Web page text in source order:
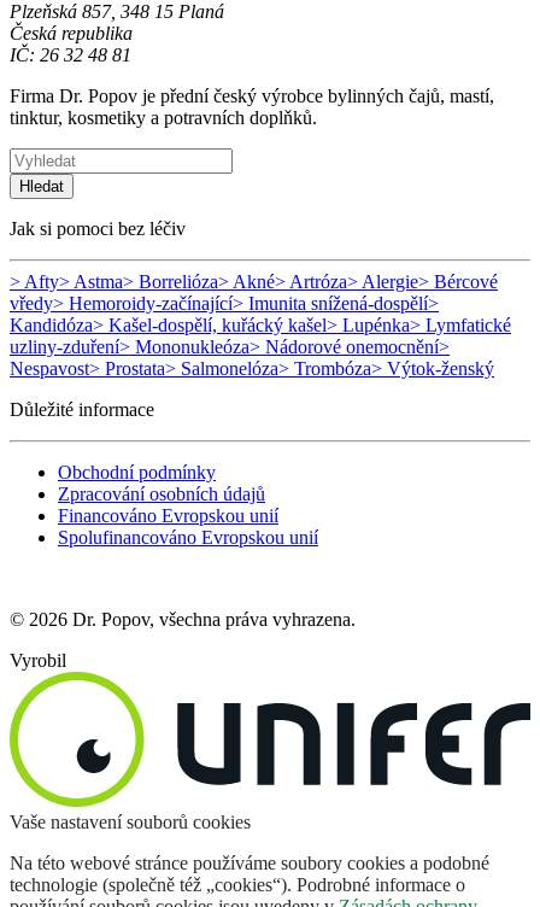
Plzeňská 857, 348 15 Planá
Česká republika
IČ: 26 32 48 81
Firma Dr. Popov je přední český výrobce bylinných čajů, mastí,
tinktur, kosmetiky a potravních doplňků.
Hledat
Jak si pomoci bez léčiv
> Afty> Astma> Borrelióza> Akné> Artróza> Alergie> Bércové
vředy> Hemoroidy-začínající> Imunita snížená-dospělí>
Kandidóza> Kašel-dospělí, kuřácký kašel> Lupénka> Lymfatické
uzliny-zduření> Mononukleóza> Nádorové onemocnění>
Nespavost> Prostata> Salmonelóza> Trombóza> Výtok-ženský
Důležité informace
Obchodní podmínky
Zpracování osobních údajů
Financováno Evropskou unií
Spolufinancováno Evropskou unií
© 2026 Dr. Popov, všechna práva vyhrazena.
Vyrobil
Vaše nastavení souborů cookies
Na této webové stránce používáme soubory cookies a podobné
technologie (společně též „cookies“). Podrobné informace o